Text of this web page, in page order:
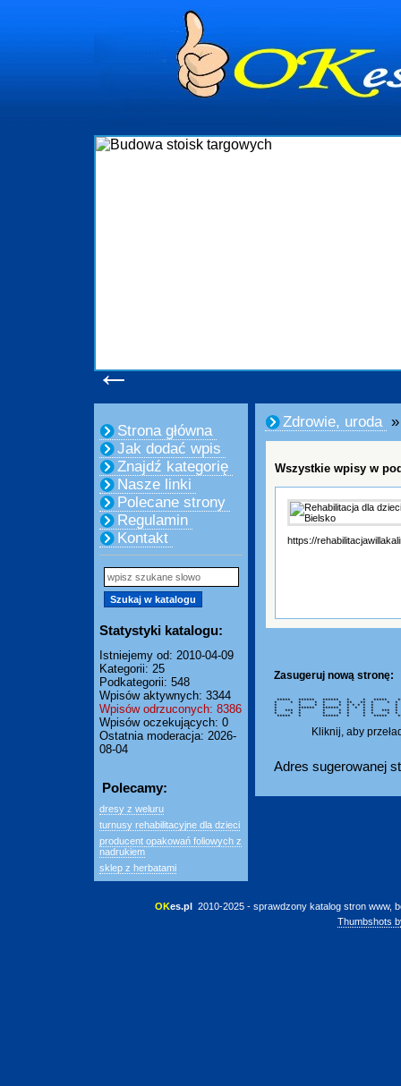
←
Strona główna
Jak dodać wpis
Znajdź kategorię
Nasze linki
Polecane strony
Regulamin
Kontakt
Statystyki katalogu:
Istniejemy od: 2010-04-09
Kategorii: 25
Podkategorii: 548
Wpisów aktywnych: 3344
Wpisów odrzuconych: 8386
Wpisów oczekujących: 0
Ostatnia moderacja: 2026-
08-04
Polecamy:
dresy z weluru
turnusy rehabilitacyjne dla dzieci
producent opakowań foliowych z
nadrukiem
sklep z herbatami
Zdrowie, uroda
Wszystkie wpisy w
https://
Zasugeruj nową stronę:
***** ****** ****** * *
* * * * * * ** ** * *
* * * * * * * * * *
* ****** ****** * *
* *** * * * * * * ***
* * * * * * * * *
***** * ****** * * *****
Kliknij, aby
Adres sugerowanej
OKes.pl 2010-2025 - sprawdzony katalog stron www,
Thumbshots